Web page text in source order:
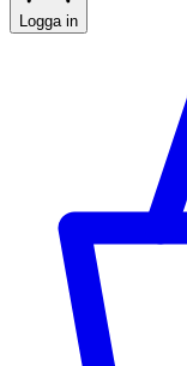
Logga in